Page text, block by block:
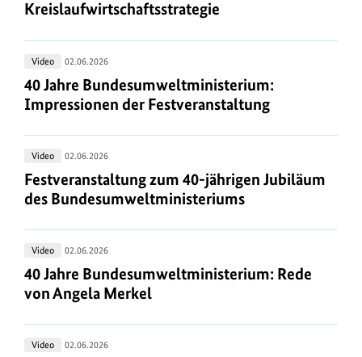
Aktionsprogramm
Nationalen
Kreislaufwirtschaftsstrategie
Kreislaufwirtschaftsstrategie
40
Jahre
Bundesumweltministerium:
der
Festveranstaltung
Video 02.06.2026
40 Jahre Bundesumweltministerium:
40 Jahre Bundesumweltministerium:
Impressionen der Festveranstaltung
Festveranstaltung
zum
40-
Jubiläum
des
Bundesumweltministeriums
Video 02.06.2026
Festveranstaltung zum 40-jährigen Jubiläum
Festveranstaltung zum 40-jährigen Jubiläum
des Bundesumweltministeriums
40
Jahre
Bundesumweltministerium:
von
Angela
Video 02.06.2026
40 Jahre Bundesumweltministerium: Rede von
40 Jahre Bundesumweltministerium: Rede
von Angela Merkel
40
Video 02.06.2026